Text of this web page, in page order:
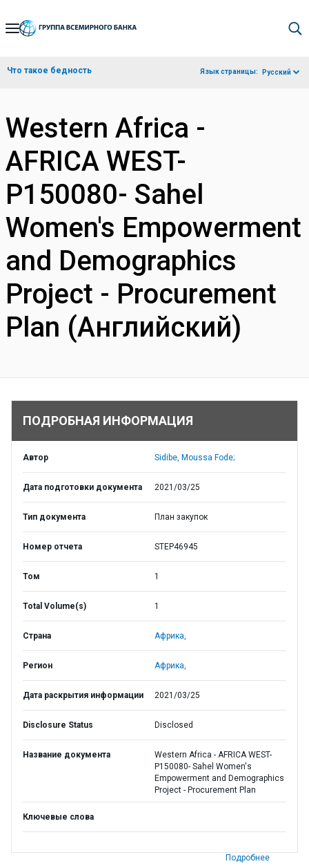
Skip
Navigation
Что такое бедность Язык страницы: Русский
Western Africa -
AFRICA WEST-
P150080- Sahel
Women's Empowerment
and Demographics
Project - Procurement
Plan (Английский)
ПОДРОБНАЯ ИНФОРМАЦИЯ
Автор Sidibe, Moussa Fode;
Дата подготовки документа 2021/03/25
Тип документа План закупок
Номер отчета STEP46945
Том 1
Total Volume(s) 1
Страна Африка,
Регион Африка,
Дата раскрытия информации 2021/03/25
Disclosure Status Disclosed
Название документа
Western Africa - AFRICA WEST-
P150080- Sahel Women's
Empowerment and Demographics
Project - Procurement Plan
Ключевые слова
Подробнее